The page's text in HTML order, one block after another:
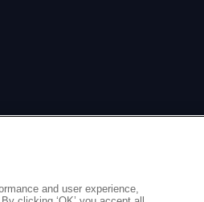
and user experience,